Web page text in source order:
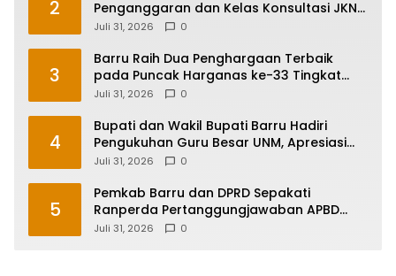
2
Penganggaran dan Kelas Konsultasi JKN
2026 Bersama BPJS Kesehatan di
Juli 31, 2026 0
3
Barru Raih Dua Penghargaan Terbaik
pada Puncak Harganas ke-33 Tingkat
Sulawesi Selatan
Juli 31, 2026 0
4
Bupati dan Wakil Bupati Barru Hadiri
Pengukuhan Guru Besar UNM, Apresiasi
Capaian Prof. Kamaruddin Hasan
Juli 31, 2026 0
5
Pemkab Barru dan DPRD Sepakati
Ranperda Pertanggungjawaban APBD
2025, Perkuat Komitmen Tata Kelola dan
Juli 31, 2026 0